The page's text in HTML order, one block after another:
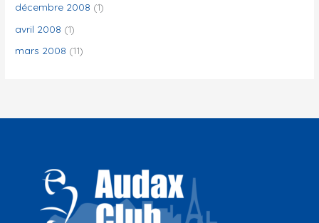
décembre 2008 (1)
avril 2008 (1)
mars 2008 (11)